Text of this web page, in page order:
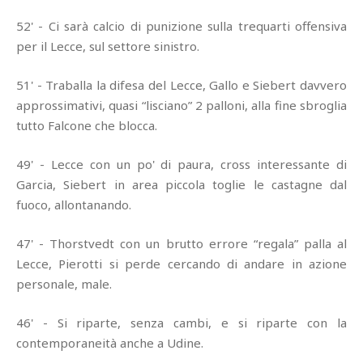
52' - Ci sarà calcio di punizione sulla trequarti offensiva
per il Lecce, sul settore sinistro.
51' - Traballa la difesa del Lecce, Gallo e Siebert davvero
approssimativi, quasi “lisciano” 2 palloni, alla fine sbroglia
tutto Falcone che blocca.
49' - Lecce con un po' di paura, cross interessante di
Garcia, Siebert in area piccola toglie le castagne dal
fuoco, allontanando.
47' - Thorstvedt con un brutto errore “regala” palla al
Lecce, Pierotti si perde cercando di andare in azione
personale, male.
46' - Si riparte, senza cambi, e si riparte con la
contemporaneità anche a Udine.